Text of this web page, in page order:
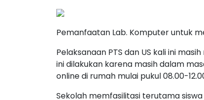
Pemanfaatan Lab. Komputer untuk
Pelaksanaan PTS dan US kali ini
ini dilakukan karena masih dalam
online di rumah mulai pukul 08.00-
Sekolah memfasilitasi terutama